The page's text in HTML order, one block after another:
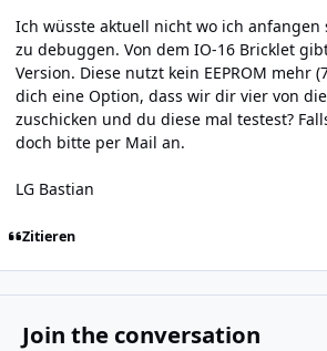
Ich wüsste aktuell nicht wo ich anfangen
zu debuggen. Von dem IO-16 Bricklet
Version. Diese nutzt kein EEPROM mehr
dich eine Option, dass wir dir vier von
zuschicken und du diese mal testest?
doch bitte per Mail an.
LG Bastian
Zitieren
Join the conversation